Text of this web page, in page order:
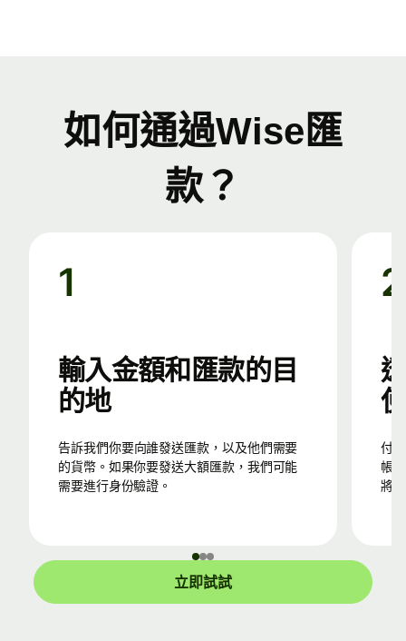
如何通過Wise匯
款？
1
輸入金額和匯款的目
的地
告訴我們你要向誰發送匯款，以及他們需要
的貨幣。如果你要發送大額匯款，我們可能
需要進行身份驗證。
2
付款至Wise在匯款來源國家/地區的當地銀行
帳
將
立即試試